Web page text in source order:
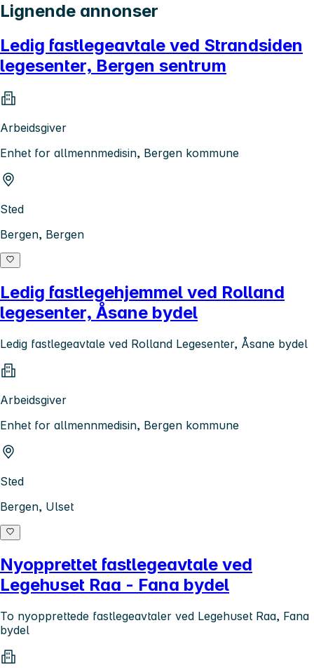
Lignende annonser
Ledig fastlegeavtale ved Strandsiden
legesenter, Bergen sentrum
Arbeidsgiver
Enhet for allmennmedisin, Bergen kommune
Sted
Bergen, Bergen
Ledig fastlegehjemmel ved Rolland
legesenter, Åsane bydel
Ledig fastlegeavtale ved Rolland Legesenter, Åsane bydel
Arbeidsgiver
Enhet for allmennmedisin, Bergen kommune
Sted
Bergen, Ulset
Nyopprettet fastlegeavtale ved
Legehuset Raa - Fana bydel
To nyopprettede fastlegeavtaler ved Legehuset Raa, Fana
bydel